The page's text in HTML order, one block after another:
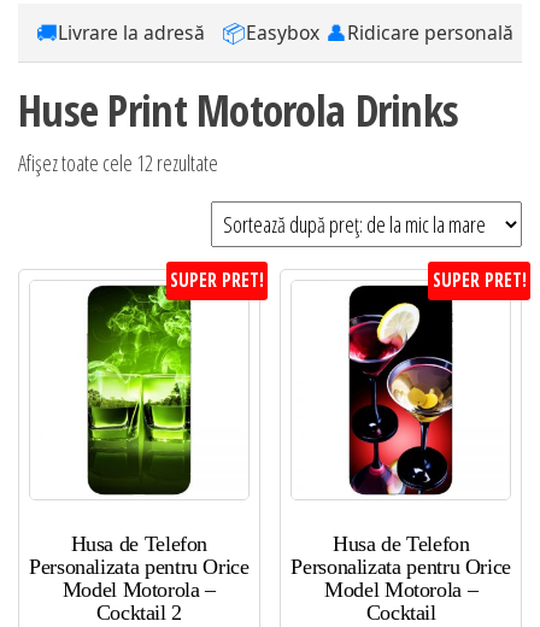
🚚Livrare la adresă 📦Easybox 👤Ridicare personală
Huse Print Motorola Drinks
Afișez toate cele 12 rezultate
după
preț:
de
la
SUPER PRET!
Husa de Telefon
Personalizata pentru Orice
Model Motorola –
Cocktail 2
SUPER PRET!
Husa de Telefon
Personalizata pentru Orice
Model Motorola –
Cocktail